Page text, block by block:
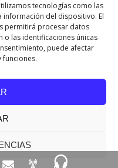
tecnologías como las
información del dispositivo. El
permitirá procesar datos
las identificaciones únicas
puede afectar
funciones.
Resolución
1982
Alta Calidad
Nacional.